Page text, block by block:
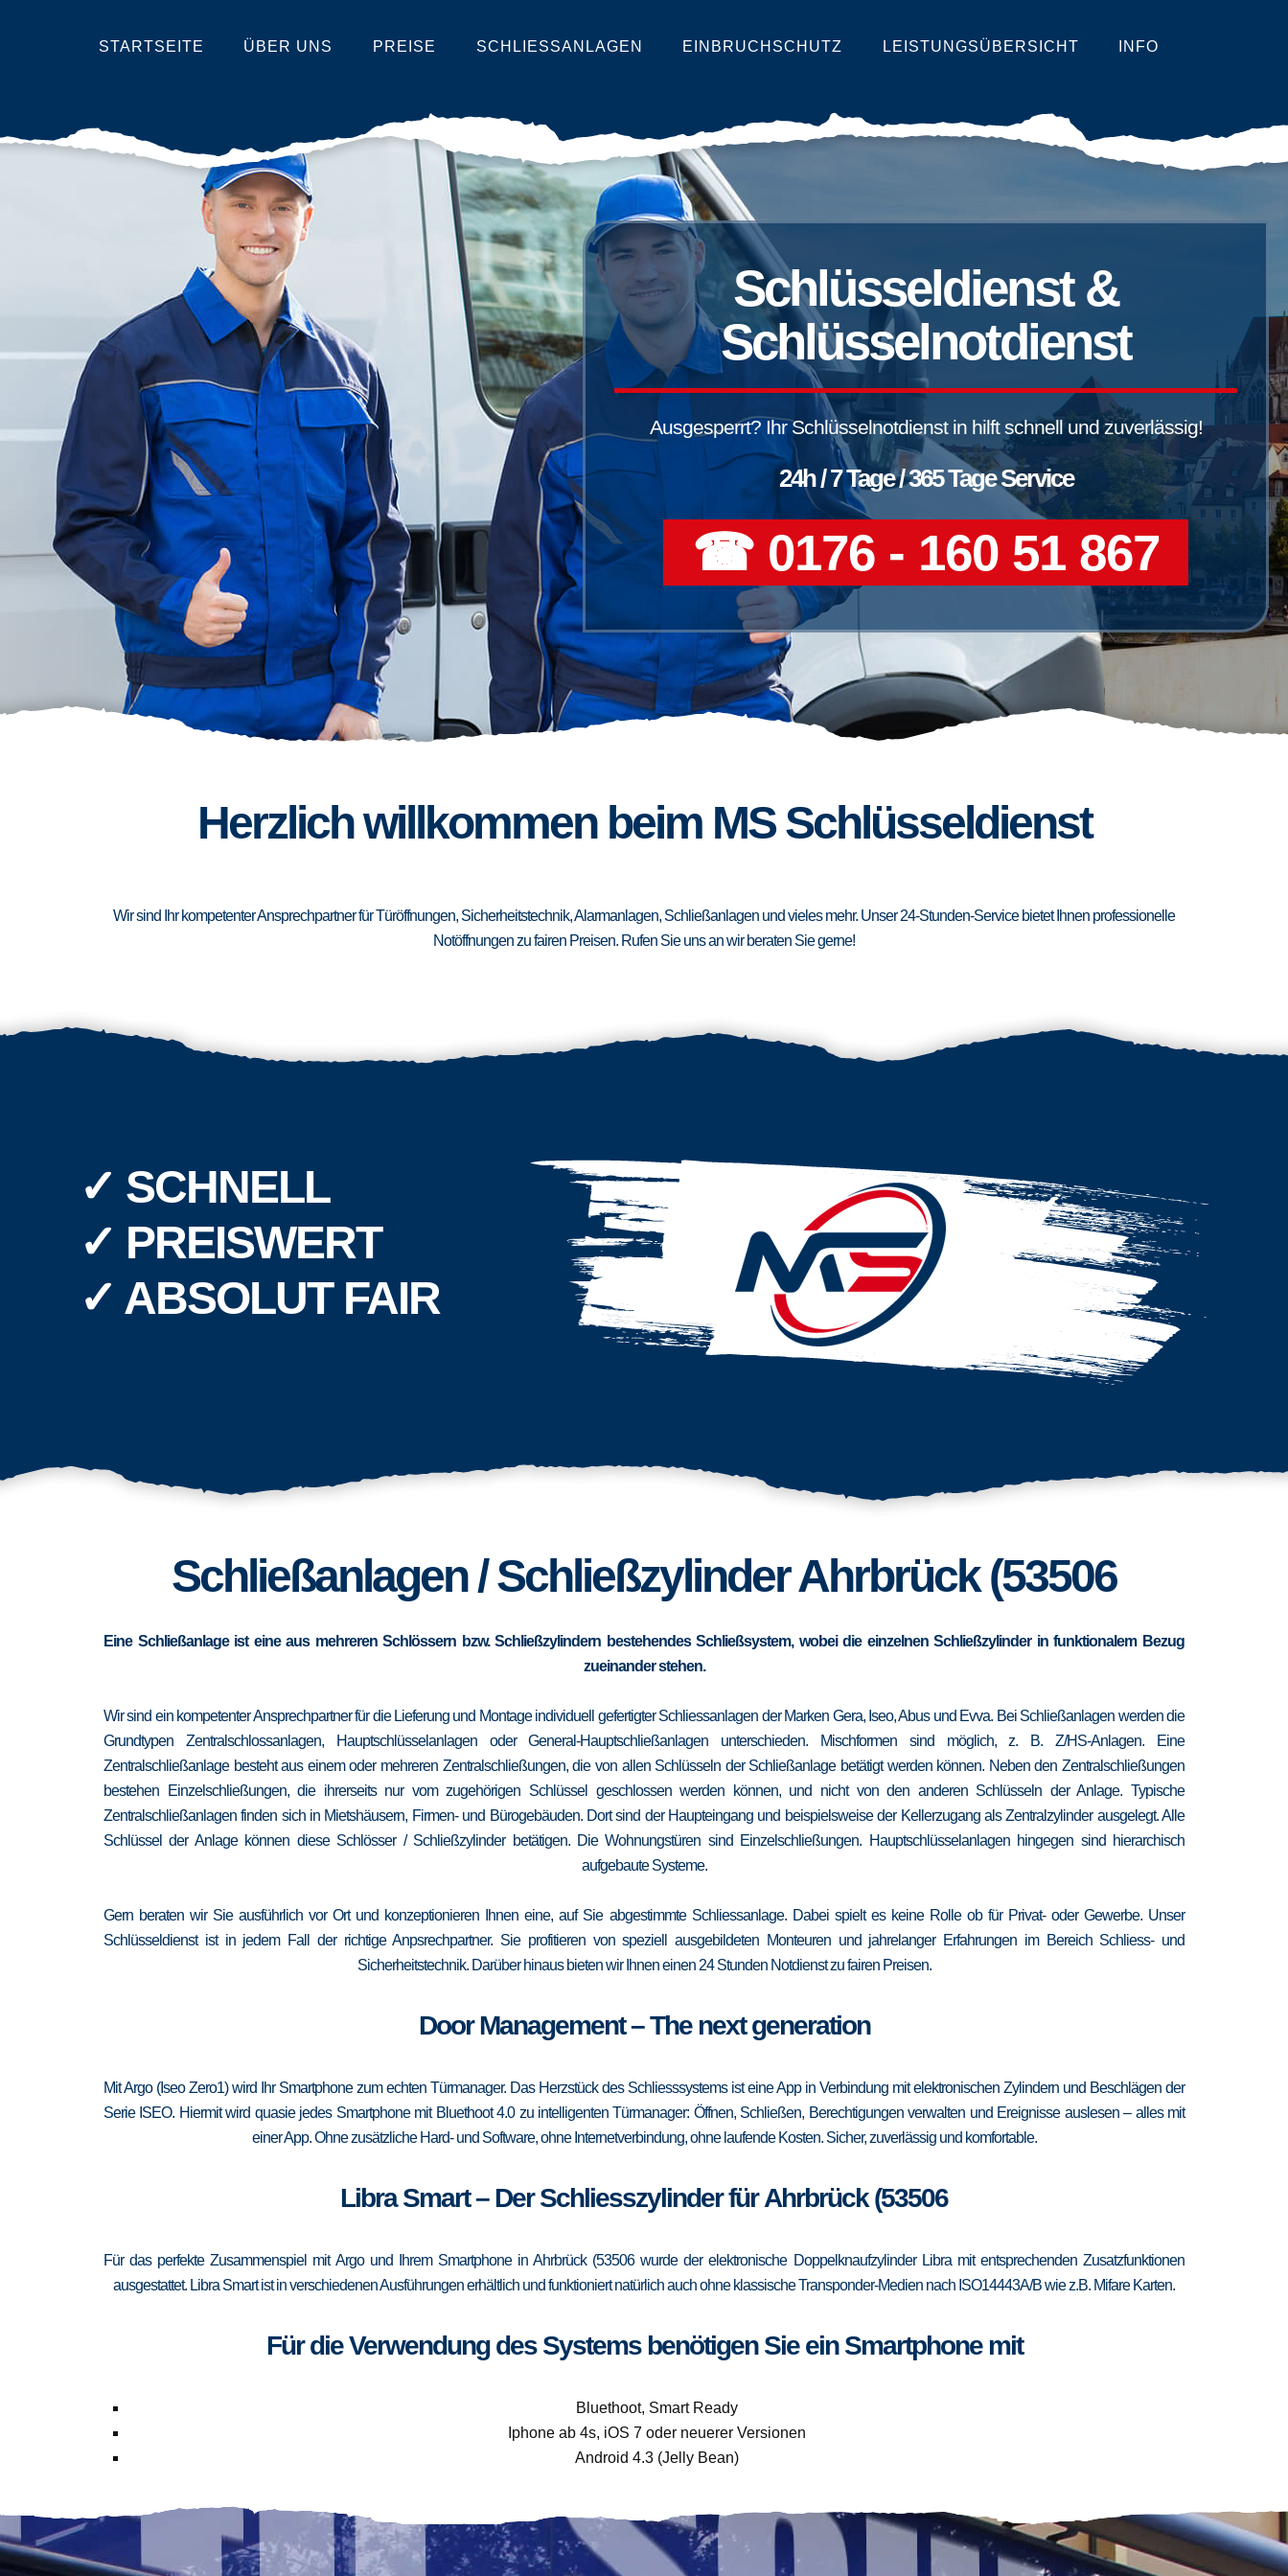
STARTSEITE ÜBER UNS PREISE SCHLIESSANLAGEN EINBRUCHSCHUTZ LEISTUNGSÜBERSICHT INFO
Schlüsseldienst &
Schlüsselnotdienst
Ausgesperrt? Ihr Schlüsselnotdienst in hilft schnell und zuverlässig!
24h / 7 Tage / 365 Tage Service
☎ 0176 - 160 51 867
Herzlich willkommen beim MS Schlüsseldienst
Wir sind Ihr kompetenter Ansprechpartner für Türöffnungen, Sicherheitstechnik, Alarmanlagen, Schließanlagen und vieles mehr. Unser 24-Stunden-Service bietet Ihnen professionelle
Notöffnungen zu fairen Preisen. Rufen Sie uns an wir beraten Sie gerne!
✓ SCHNELL
✓ PREISWERT
✓ ABSOLUT FAIR
Schließanlagen / Schließzylinder Ahrbrück (53506
Eine Schließanlage ist eine aus mehreren Schlössern bzw. Schließzylindern bestehendes Schließsystem, wobei die einzelnen Schließzylinder in funktionalem Bezug
zueinander stehen.
Wir sind ein kompetenter Ansprechpartner für die Lieferung und Montage individuell gefertigter Schliessanlagen der Marken Gera, Iseo, Abus und Evva. Bei Schließanlagen werden die
Grundtypen Zentralschlossanlagen, Hauptschlüsselanlagen oder General-Hauptschließanlagen unterschieden. Mischformen sind möglich, z. B. Z/HS-Anlagen. Eine
Zentralschließanlage besteht aus einem oder mehreren Zentralschließungen, die von allen Schlüsseln der Schließanlage betätigt werden können. Neben den Zentralschließungen
bestehen Einzelschließungen, die ihrerseits nur vom zugehörigen Schlüssel geschlossen werden können, und nicht von den anderen Schlüsseln der Anlage. Typische
Zentralschließanlagen finden sich in Mietshäusern, Firmen- und Bürogebäuden. Dort sind der Haupteingang und beispielsweise der Kellerzugang als Zentralzylinder ausgelegt. Alle
Schlüssel der Anlage können diese Schlösser / Schließzylinder betätigen. Die Wohnungstüren sind Einzelschließungen. Hauptschlüsselanlagen hingegen sind hierarchisch
aufgebaute Systeme.
Gern beraten wir Sie ausführlich vor Ort und konzeptionieren Ihnen eine, auf Sie abgestimmte Schliessanlage. Dabei spielt es keine Rolle ob für Privat- oder Gewerbe. Unser
Schlüsseldienst ist in jedem Fall der richtige Anpsrechpartner. Sie profitieren von speziell ausgebildeten Monteuren und jahrelanger Erfahrungen im Bereich Schliess- und
Sicherheitstechnik. Darüber hinaus bieten wir Ihnen einen 24 Stunden Notdienst zu fairen Preisen.
Door Management – The next generation
Mit Argo (Iseo Zero1) wird Ihr Smartphone zum echten Türmanager. Das Herzstück des Schliesssystems ist eine App in Verbindung mit elektronischen Zylindern und Beschlägen der
Serie ISEO. Hiermit wird quasie jedes Smartphone mit Bluethoot 4.0 zu intelligenten Türmanager: Öffnen, Schließen, Berechtigungen verwalten und Ereignisse auslesen – alles mit
einer App. Ohne zusätzliche Hard- und Software, ohne Internetverbindung, ohne laufende Kosten. Sicher, zuverlässig und komfortable.
Libra Smart – Der Schliesszylinder für Ahrbrück (53506
Für das perfekte Zusammenspiel mit Argo und Ihrem Smartphone in Ahrbrück (53506 wurde der elektronische Doppelknaufzylinder Libra mit entsprechenden Zusatzfunktionen
ausgestattet. Libra Smart ist in verschiedenen Ausführungen erhältlich und funktioniert natürlich auch ohne klassische Transponder-Medien nach ISO14443A/B wie z.B. Mifare Karten.
Für die Verwendung des Systems benötigen Sie ein Smartphone mit
Bluethoot, Smart Ready
Iphone ab 4s, iOS 7 oder neuerer Versionen
Android 4.3 (Jelly Bean)